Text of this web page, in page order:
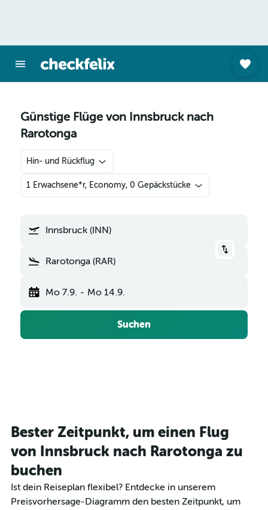
Günstige Flüge von Innsbruck nach
Rarotonga
Hin- und Rückflug
1 Erwachsene*r, Economy, 0 Gepäckstücke
Innsbruck (INN)
Rarotonga (RAR)
Mo 7.9. - Mo 14.9.
Suchen
Bester Zeitpunkt, um einen Flug
von Innsbruck nach Rarotonga zu
buchen
Ist dein Reiseplan flexibel? Entdecke in unserem
Preisvorhersage-Diagramm den besten Zeitpunkt, um